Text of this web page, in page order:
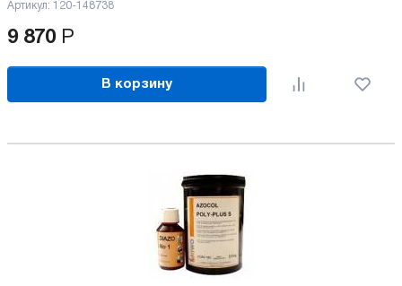
Артикул: 120-148738
9 870 Р
В корзину